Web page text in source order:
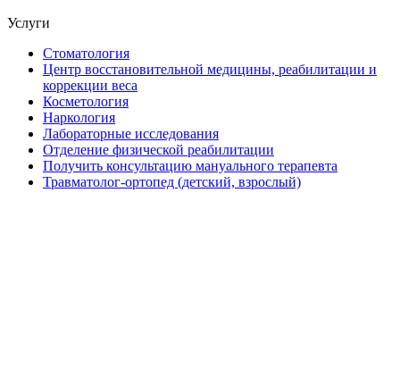
Услуги
Стоматология
Центр восстановительной медицины, реабилитации и
коррекции веса
Косметология
Наркология
Лабораторные исследования
Отделение физической реабилитации
Получить консультацию мануального терапевта
Травматолог-ортопед (детский, взрослый)